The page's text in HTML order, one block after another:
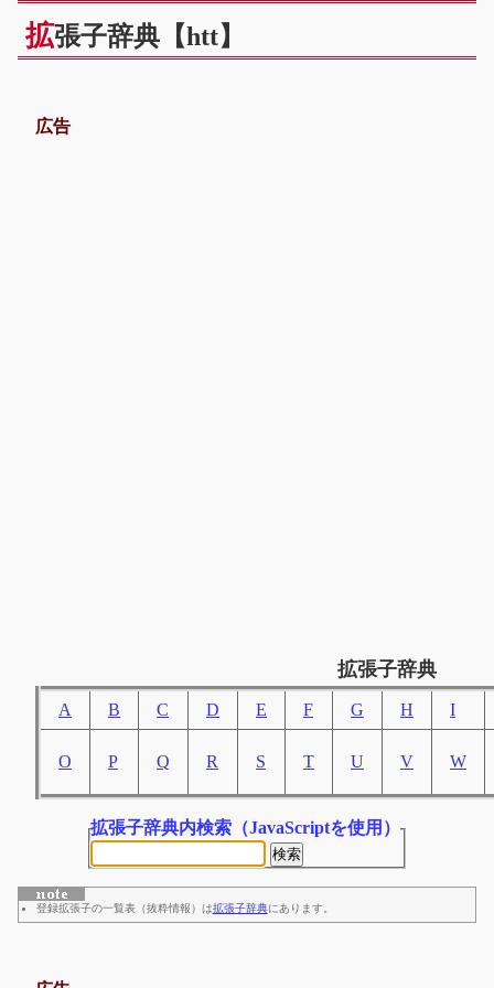
拡張子辞典【htt】
広告
拡張子辞典
A B C D E F G H I
O P Q R S T U V W
拡張子辞典内検索 （JavaScriptを使用）
登録拡張子の一覧表（抜粋情報）は拡張子辞典にあります。